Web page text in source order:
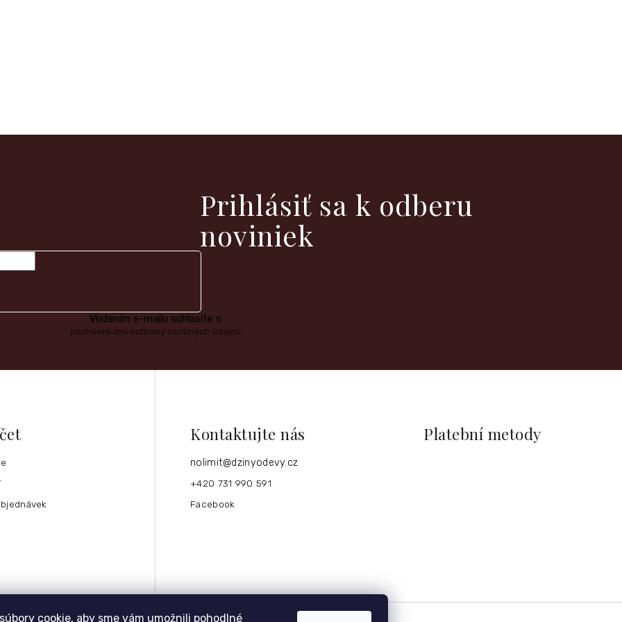
cookie, aby sme vám umožnili pohodlné
Prihlásiť sa k odberu
noviniek
Vložením e-mailu súhlasíte s
podmienkami ochrany osobných údajov
Kontaktujte nás
nolimit@dzinyodevy.cz
+420 731 990 591
Facebook
Platební metody